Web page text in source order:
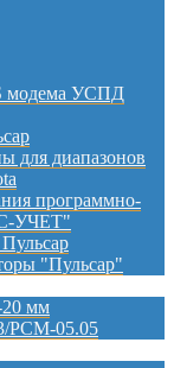
модема УСПД
для диапазонов
программно-
УЧЕТ"
"Пульсар"
20 мм
РСМ-05.05